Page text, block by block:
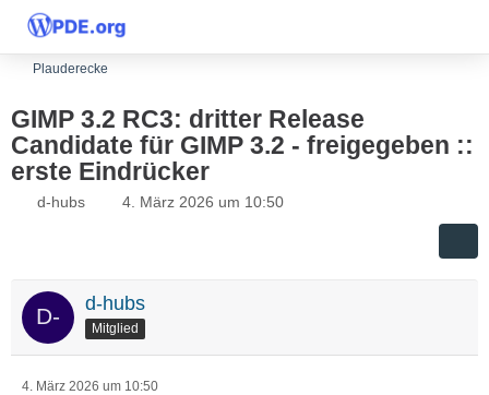
Plauderecke
GIMP 3.2 RC3: dritter Release
Candidate für GIMP 3.2 - freigegeben ::
erste Eindrücker
d-hubs 4. März 2026 um 10:50
d-hubs
Mitglied
4. März 2026 um 10:50